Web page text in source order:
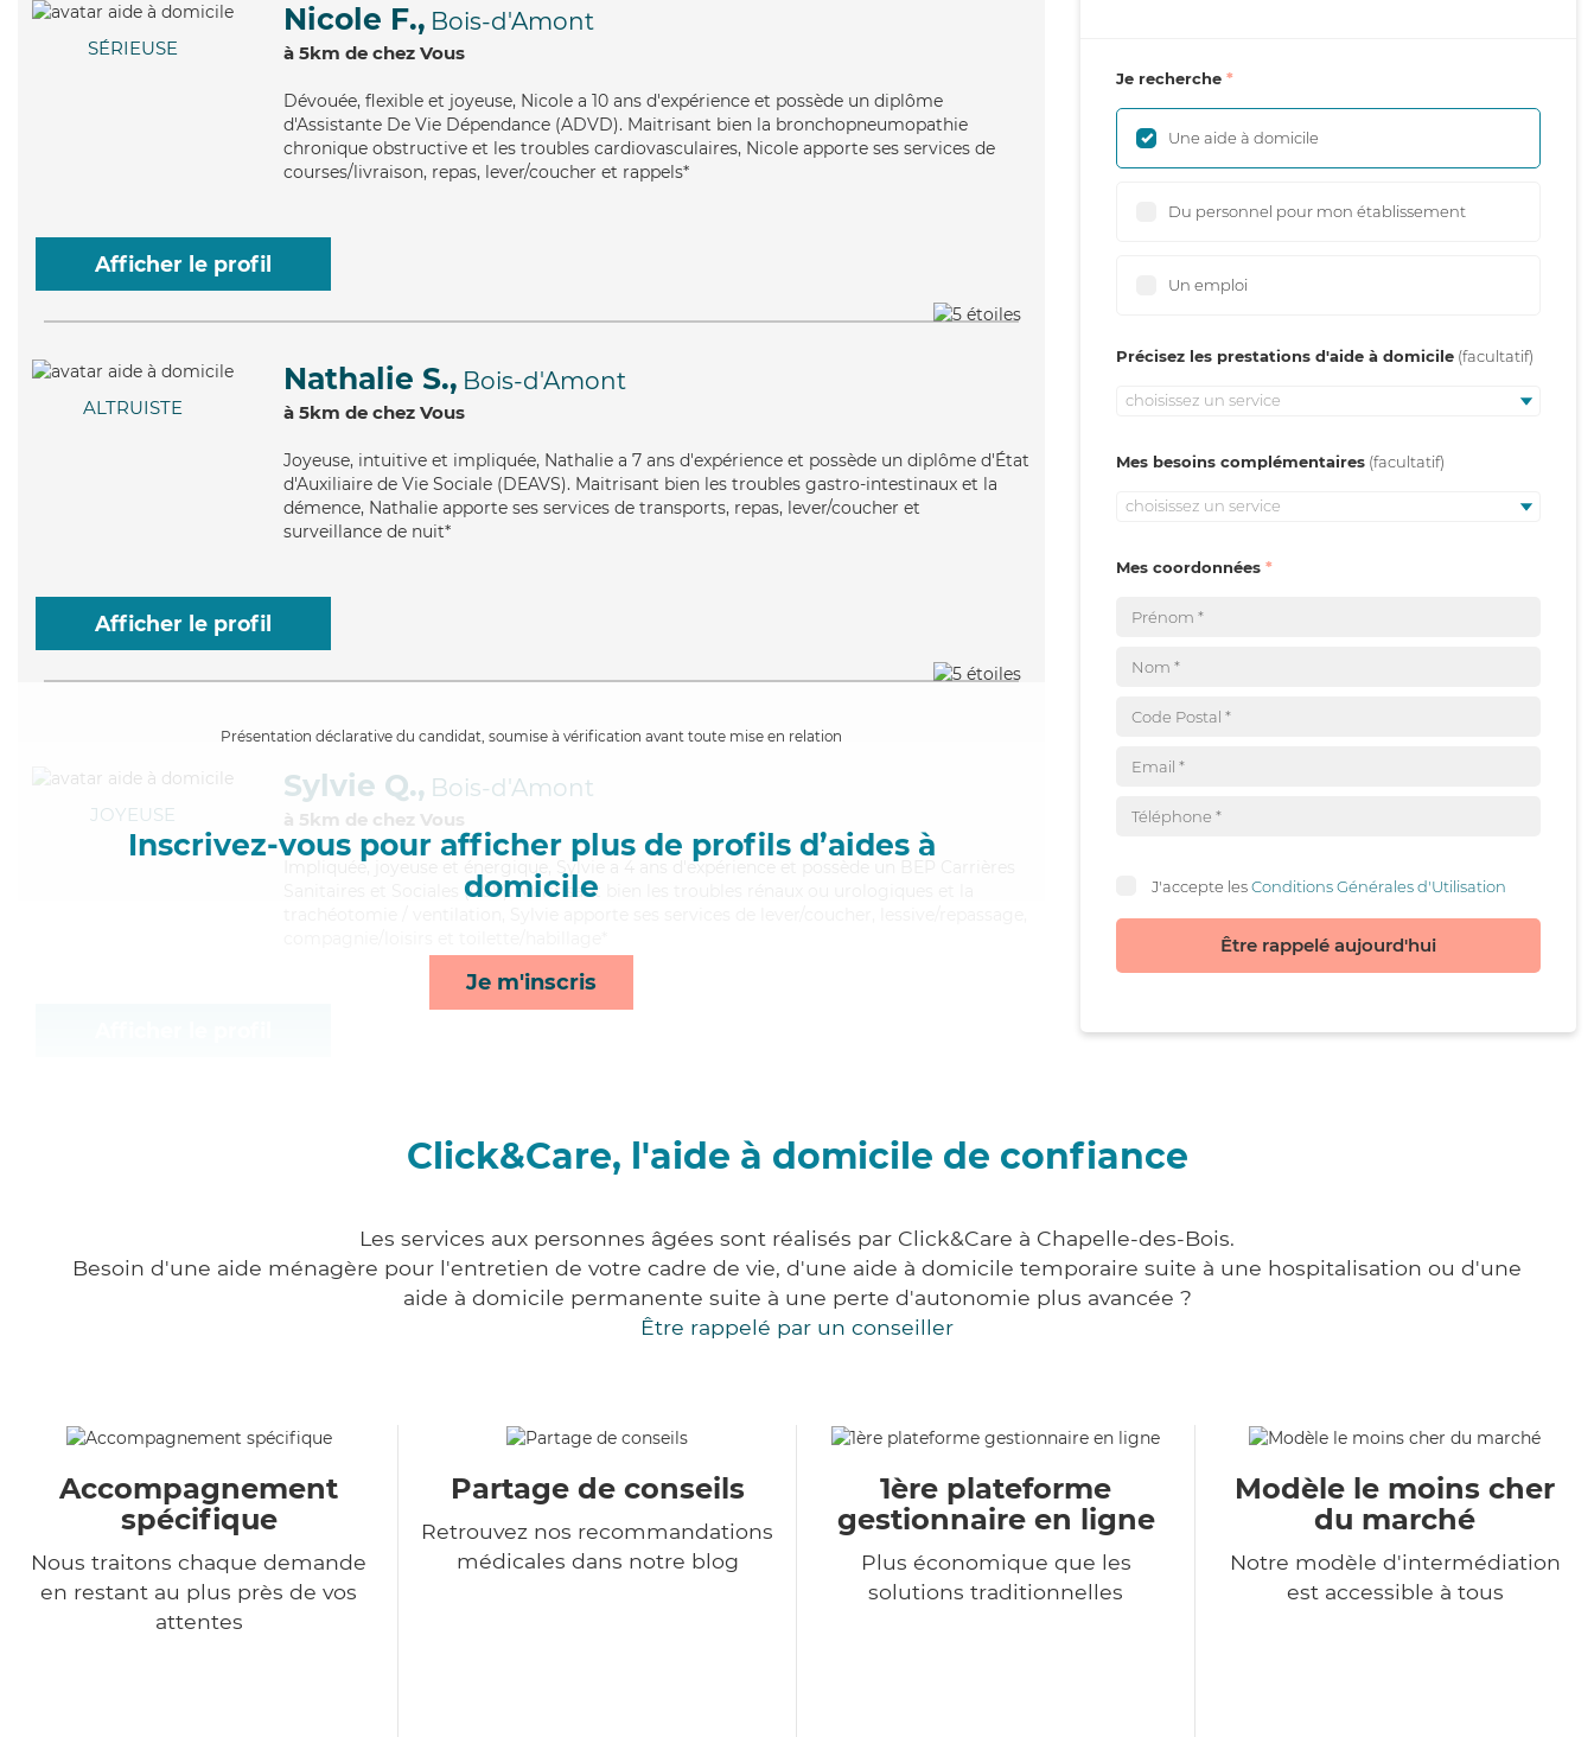
SÉRIEUSE
Nicole F., Bois-d'Amont
à 5km de chez Vous
Dévouée, flexible et joyeuse, Nicole a 10 ans d'expérience et possède un diplôme
d'Assistante De Vie Dépendance (ADVD). Maitrisant bien la bronchopneumopathie
chronique obstructive et les troubles cardiovasculaires, Nicole apporte ses services de
courses/livraison, repas, lever/coucher et rappels*
Afficher le profil
ALTRUISTE
Nathalie S., Bois-d'Amont
à 5km de chez Vous
Joyeuse, intuitive et impliquée, Nathalie a 7 ans d'expérience et possède un diplôme d'État
d'Auxiliaire de Vie Sociale (DEAVS). Maitrisant bien les troubles gastro-intestinaux et la
démence, Nathalie apporte ses services de transports, repas, lever/coucher et
surveillance de nuit*
Afficher le profil
Présentation déclarative du candidat, soumise à vérification avant toute mise en relation
Inscrivez-vous pour afficher plus de profils d’aides à
domicile
Je m'inscris
JOYEUSE
Sylvie Q., Bois-d'Amont
à 5km de chez Vous
Impliquée , joyeuse et énergique, Sylvie a 4 ans d'expérience et possède un BEP Carrières
Sanitaires et Sociales (CSS). Maitrisant bien les troubles rénaux ou urologiques et la
Je recherche
Une aide à domicile
Du personnel pour mon établissement
Un emploi
Précisez les prestations d'aide à domicile
choisissez un service
Mes besoins complémentaires
choisissez un service
Mes coordonnées
J'accepte lesConditions Générales d'Utilisation
Être rappelé aujourd'hui
Click&Care, l'aide à domicile de confiance
Les services aux personnes âgées sont réalisés par Click&Care à Chapelle-des-Bois.
Besoin d'une aide ménagère pour l'entretien de votre cadre de vie, d'une aide à domicile temporaire suite à une hospitalisation ou d'une
aide à domicile permanente suite à une perte d'autonomie plus avancée ?
Être rappelé par un conseiller
Accompagnement
spécifique
Nous traitons chaque demande
en restant au plus près de vos
attentes
Partage de conseils
Retrouvez nos recommandations
médicales dans notre blog
1ère plateforme
gestionnaire en ligne
Plus économique que les
solutions traditionnelles
Modèle le moins cher
du marché
Notre modèle d'intermédiation
est accessible à tous